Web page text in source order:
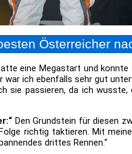
Österreicher
eine Megastart und konnte
war ich ebenfalls sehr gut
sie passieren, da ich
Den Grundstein für diesen
richtig taktieren. Mit
drittes Rennen.“